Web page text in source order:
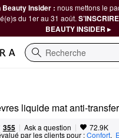
Insider : nous mettons le
du 1er au 31 août.
BEAUTY INSIDER ▸
Recherche
liquide mat anti-
355 | Ask a question | 72.9K
par les clients pour :Confort,